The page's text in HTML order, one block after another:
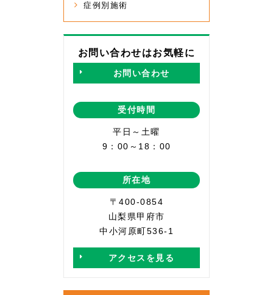
症例別施術
お問い合わせはお気軽に
お問い合わせ
受付時間
平日～土曜
9：00～18：00
所在地
〒400-0854
山梨県甲府市
中小河原町536-1
アクセスを見る